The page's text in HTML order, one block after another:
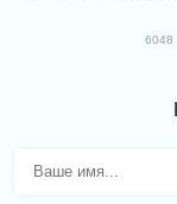
6048